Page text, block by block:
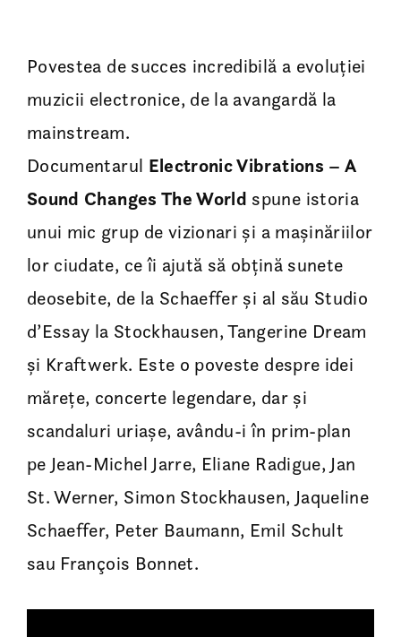
Povestea de succes incredibilă a evoluției
muzicii electronice, de la avangardă la
mainstream.
Documentarul Electronic Vibrations – A
Sound Changes The World spune istoria
unui mic grup de vizionari și a mașinăriilor
lor ciudate, ce îi ajută să obțină sunete
deosebite, de la Schaeffer și al său Studio
d’Essay la Stockhausen, Tangerine Dream
și Kraftwerk. Este o poveste despre idei
mărețe, concerte legendare, dar și
scandaluri uriașe, avându-i în prim-plan
pe Jean-Michel Jarre, Eliane Radigue, Jan
St. Werner, Simon Stockhausen, Jaqueline
Schaeffer, Peter Baumann, Emil Schult
sau François Bonnet.